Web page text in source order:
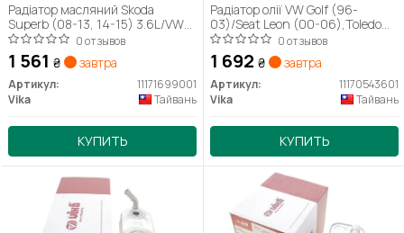
Радіатор масляний Skoda
Superb (08-13, 14-15) 3.6L/VW
Passat (11-15), Touareg (13-)
3.6L (11171699001) VIKA
0 отзывов
1 561 ₴ завтра
Артикул:
11171699001
Vika
Тайвань
КУПИТЬ
Радіатор олії VW Golf (96-
03)/Seat Leon (00-06),Toledo
(99-04) (11170543601) VIKA
0 отзывов
1 692 ₴ завтра
Артикул:
11170543601
Vika
Тайвань
КУПИТЬ